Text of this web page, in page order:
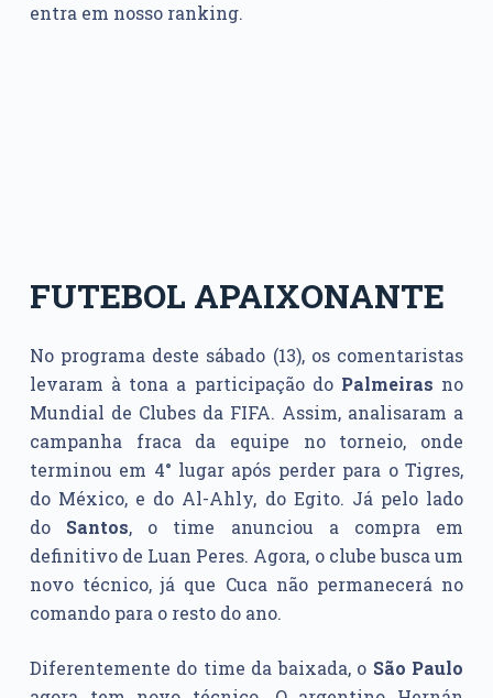
entra em nosso ranking.
FUTEBOL APAIXONANTE
No programa deste sábado (13), os comentaristas
levaram à tona a participação do Palmeiras no
Mundial de Clubes da FIFA. Assim, analisaram a
campanha fraca da equipe no torneio, onde
terminou em 4° lugar após perder para o Tigres,
do México, e do Al-Ahly, do Egito. Já pelo lado
do Santos, o time anunciou a compra em
definitivo de Luan Peres. Agora, o clube busca um
novo técnico, já que Cuca não permanecerá no
comando para o resto do ano.
Diferentemente do time da baixada, o São Paulo